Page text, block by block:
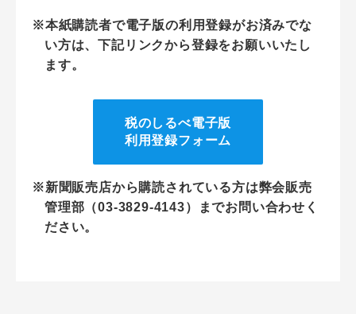
※本紙購読者で電子版の利用登録がお済みでな
い方は、下記リンクから登録をお願いいたし
ます。
税のしるべ電子版
利用登録フォーム
※新聞販売店から購読されている方は弊会販売
管理部（03-3829-4143）までお問い合わせく
ださい。